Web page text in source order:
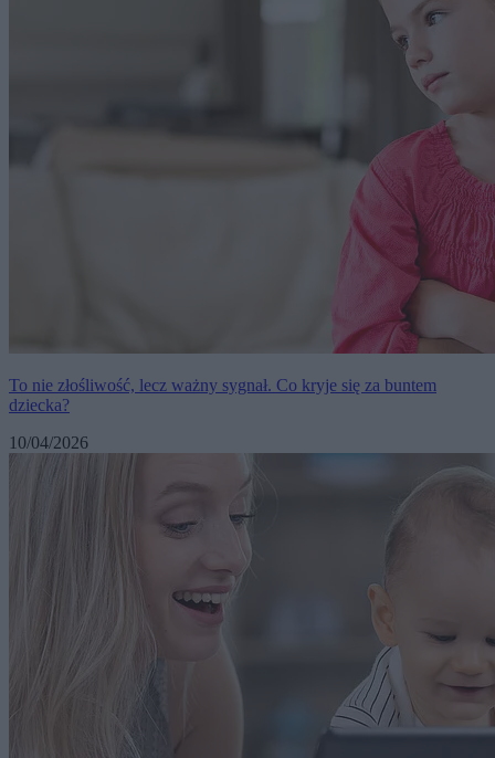
To nie złośliwość, lecz ważny sygnał. Co kryje się za buntem
dziecka?
10/04/2026